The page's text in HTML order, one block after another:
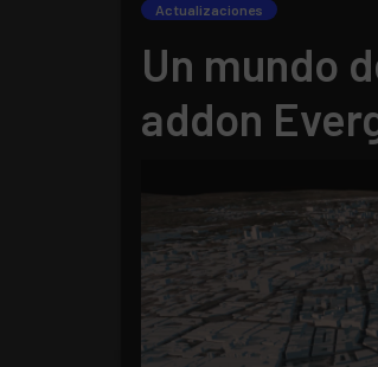
Actualizaciones
Un mundo
addon